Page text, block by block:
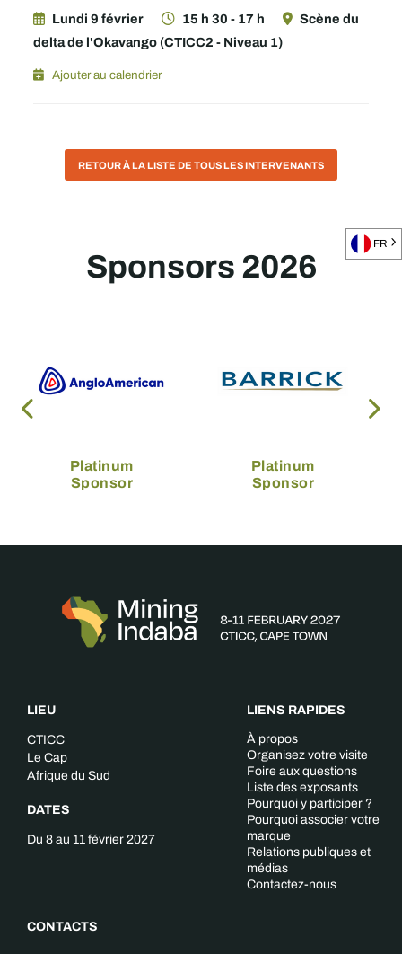
Lundi 9 février 15 h 30 - 17 h
Scène du
delta de l'Okavango (CTICC2 - Niveau 1)
Ajouter au calendrier
RETOUR À LA LISTE DE TOUS LES INTERVENANTS
Sponsors 2026
Platinum
Sponsor
Platinum
Sponsor
LIEU
CTICC
Le Cap
Afrique du Sud
DATES
Du 8 au 11 février 2027
CONTACTS
LIENS RAPIDES
À propos
Organisez votre visite
Foire aux questions
Liste des exposants
Pourquoi y participer ?
Pourquoi associer votre
marque
Relations publiques et
médias
Contactez-nous
FR